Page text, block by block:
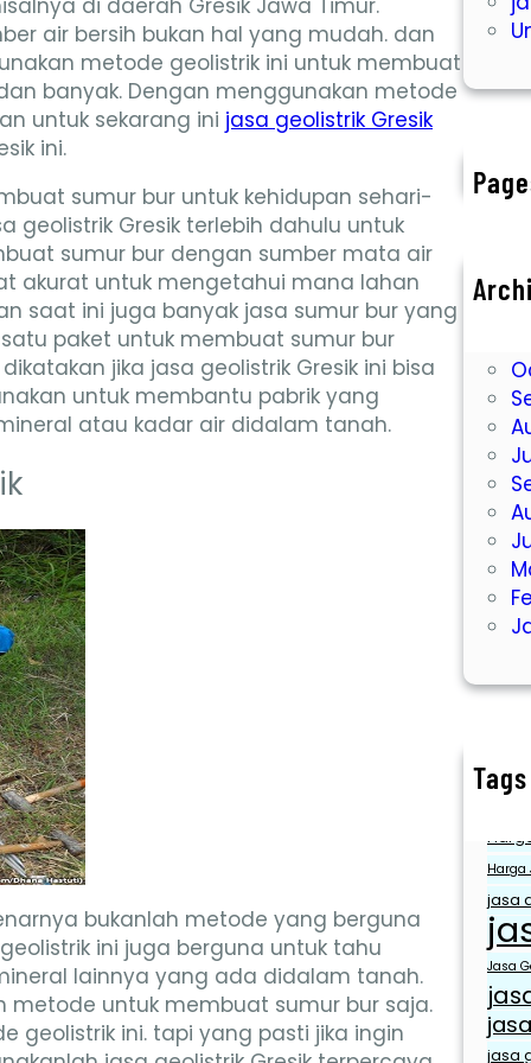
di daerah Gresik Jawa Timur.
air bersih bukan hal yang mudah. dan
metode geolistrik ini untuk membuat
banyak. Dengan menggunakan metode
untuk sekarang ini jasa geolistrik Gresik
ini.
sumur bur untuk kehidupan sehari-
geolistrik Gresik terlebih dahulu untuk
sumur bur dengan sumber mata air
akurat untuk mengetahui mana lahan
saat ini juga banyak jasa sumur bur yang
paket untuk membuat sumur bur
jika jasa geolistrik Gresik ini bisa
untuk membantu pabrik yang
atau kadar air didalam tanah.
bukanlah metode yang berguna
ini juga berguna untuk tahu
lainnya yang ada didalam tanah.
untuk membuat sumur bur saja.
geolistrik ini. tapi yang pasti jika ingin
Tags
Harga
jasa
Jasa
jasa